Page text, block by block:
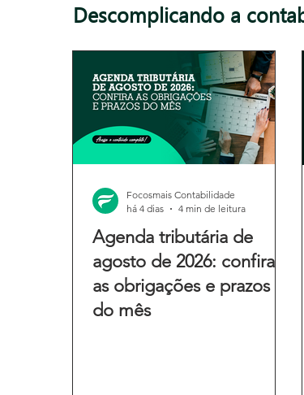
Descomplicando a
Agenda tributária de
agosto de 2026: confira
as obrigações e prazos
do mês
Focosmais Contabilidade
há 4 dias
4 min de leitura